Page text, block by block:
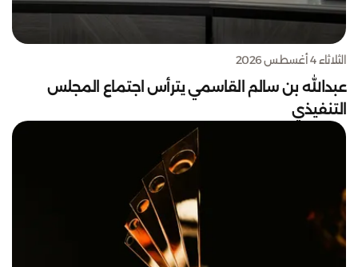
الثلاثاء 4 أغسطس 2026
عبدالله بن سالم القاسمي يترأس اجتماع المجلس
التنفيذي